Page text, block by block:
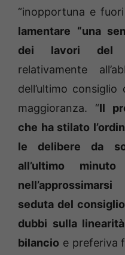
“inopportuna e fuori
lamentare “una
dei lavori del
relativamente
dell’ultimo
maggioranza. “Il
che ha stilato
le delibere da
all’ultimo
seduta del
dubbi sulla
bilancio e preferiva